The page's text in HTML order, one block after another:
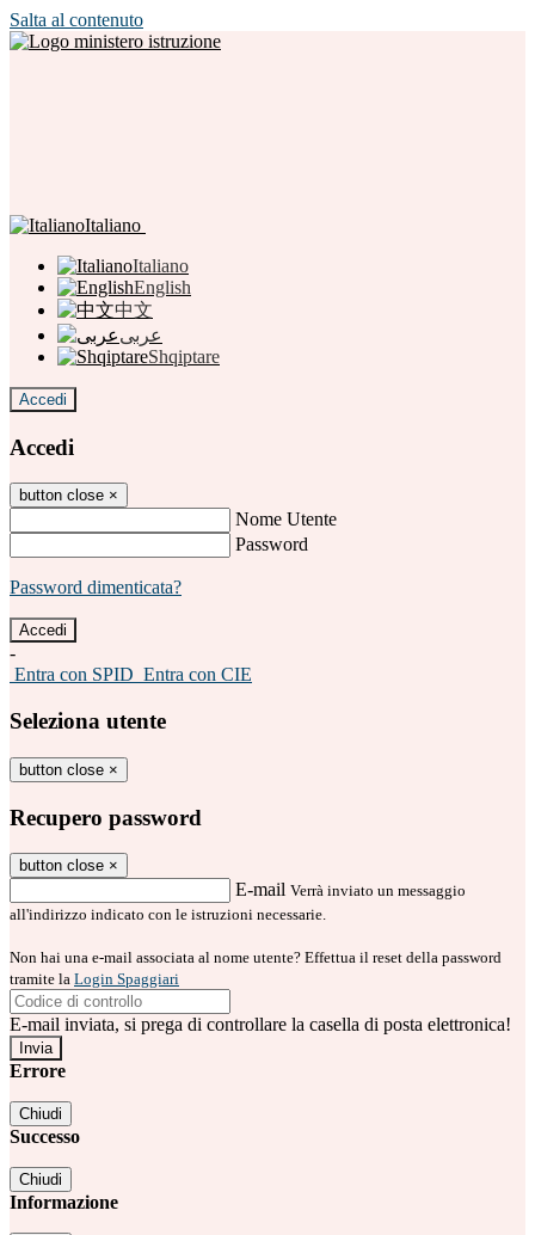
Salta al contenuto
Italiano
Italiano
English
中文
عربى
Shqiptare
Accedi
Accedi
button close ×
Nome Utente
Password
Password dimenticata?
-
Entra con SPID Entra con CIE
Seleziona utente
button close ×
Recupero password
button close ×
E-mail Verrà inviato un messaggio
all'indirizzo indicato con le istruzioni necessarie.
Non hai una e-mail associata al nome utente? Effettua il reset della password
tramite la Login Spaggiari
E-mail inviata, si prega di controllare la casella di posta elettronica!
Errore
Chiudi
Successo
Chiudi
Informazione